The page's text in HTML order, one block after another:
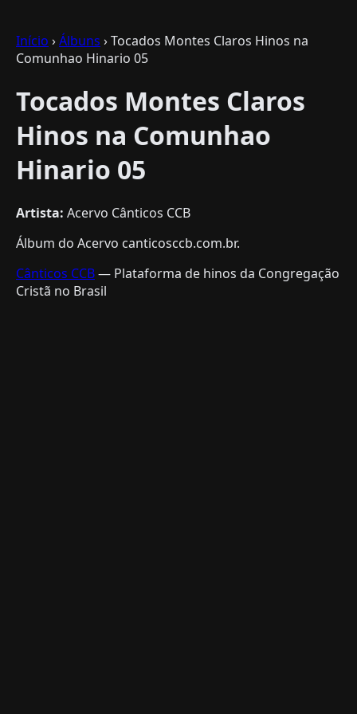
Início ›Álbuns › Tocados Montes Claros Hinos na
Comunhao Hinario 05
Tocados Montes Claros
Hinos na Comunhao
Hinario 05
Artista: Acervo Cânticos CCB
Álbum do Acervo canticosccb.com.br.
Cânticos CCB— Plataforma de hinos da Congregação
Cristã no Brasil